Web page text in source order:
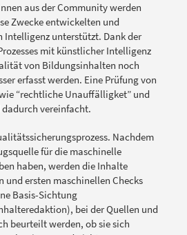
aus der Community werden
Zwecke entwickelten und
unterstützt. Dank der
mit künstlicher Intelligenz
von Bildungsinhalten noch
erfasst werden. Eine Prüfung von
“rechtliche Unauffälligket” und
vereinfacht.
Nachdem
für die maschinelle
haben, werden die Inhalte
und ersten maschinellen Checks
Basis-Sichtung
bei der Quellen und
beurteilt werden, ob sie sich